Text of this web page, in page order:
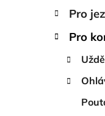
P
s
Přeskočit
kategorie
K
a
Pro
Pro